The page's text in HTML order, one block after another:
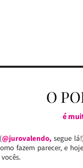
O
é
@jurovalendo, segue
fazem parecer, e